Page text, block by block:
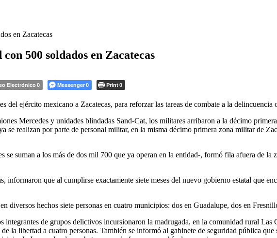
500 soldados en Zacatecas
Electrónico 0 Messenger0 Print0
del ejército mexicano a Zacatecas, para reforzar las tareas de combate a la
Mercedes y unidades blindadas Sand-Cat, los militares arribaron a la décimo
se realizan por parte de personal militar, en la misma décimo primera zona militar de
se suman a los más de dos mil 700 que ya operan en la entidad-, formó fila afuera de la
informaron que al cumplirse exactamente siete meses del nuevo gobierno estatal que
diversos hechos siete personas en cuatro municipios: dos en Guadalupe, dos en
integrantes de grupos delictivos incursionaron la madrugada, en la comunidad rural
la libertad a cuatro personas. También se informó al gabinete de seguridad pública